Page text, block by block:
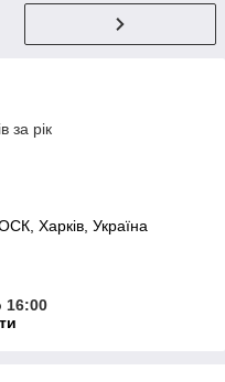
за рік
Харків, Україна
16:00